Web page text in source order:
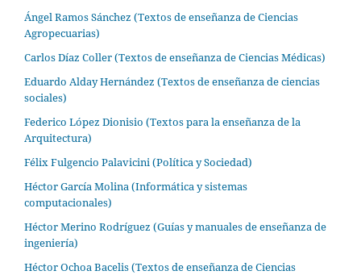
Ángel Ramos Sánchez (Textos de enseñanza de Ciencias
Agropecuarias)
Carlos Díaz Coller (Textos de enseñanza de Ciencias Médicas)
Eduardo Alday Hernández (Textos de enseñanza de ciencias
sociales)
Federico López Dionisio (Textos para la enseñanza de la
Arquitectura)
Félix Fulgencio Palavicini (Política y Sociedad)
Héctor García Molina (Informática y sistemas
computacionales)
Héctor Merino Rodríguez (Guías y manuales de enseñanza de
ingeniería)
Héctor Ochoa Bacelis (Textos de enseñanza de Ciencias